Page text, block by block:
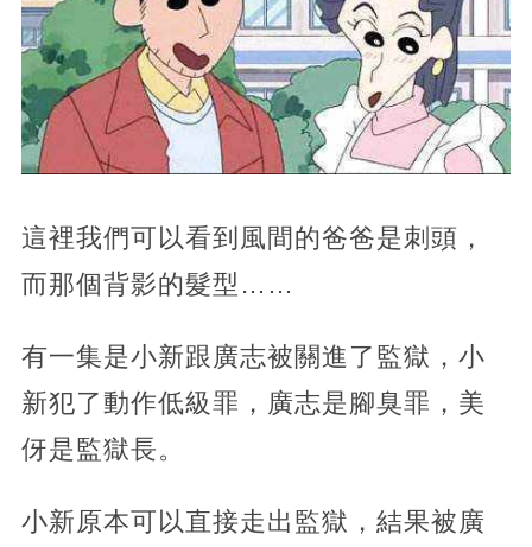
這裡我們可以看到風間的爸爸是刺頭，
而那個背影的髮型……
有一集是小新跟廣志被關進了監獄，小
新犯了動作低級罪，廣志是腳臭罪，美
伢是監獄長。
小新原本可以直接走出監獄，結果被廣